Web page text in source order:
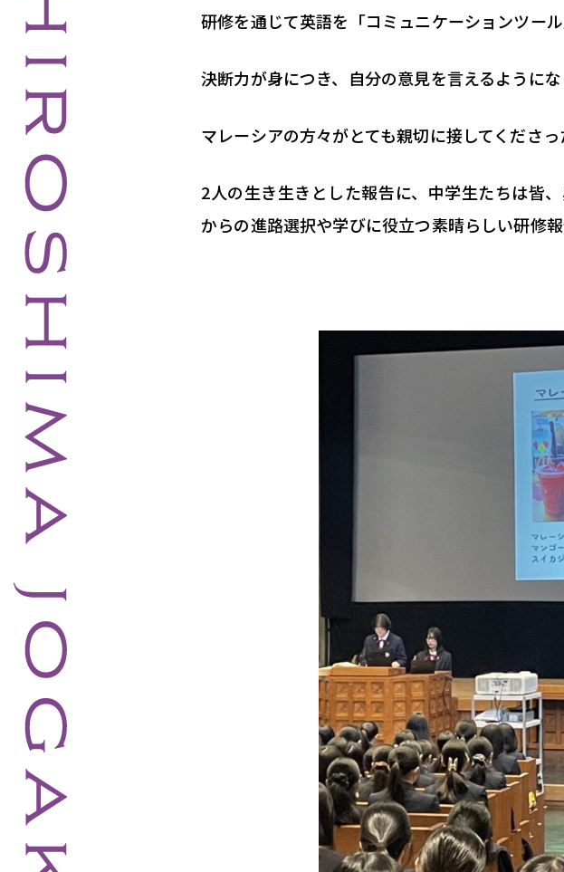
研修を通じて英語を「コミュニケーションツー
決断力が身につき、自分の意見を言えるようにな
マレーシアの方々がとても親切に接してくださっ
2人の生き生きとした報告に、中学生たちは皆
からの進路選択や学びに役立つ素晴らしい研修報